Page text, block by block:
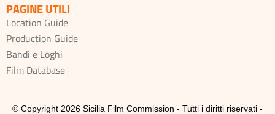
PAGINE UTILI
Location Guide
Production Guide
Bandi e Loghi
Film Database
© Copyright 2026 Sicilia Film Commission - Tutti i diritti riservati -